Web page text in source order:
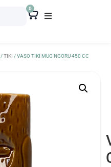
0
/TIKI / VASO TIKI MUG NGORU 450 CC